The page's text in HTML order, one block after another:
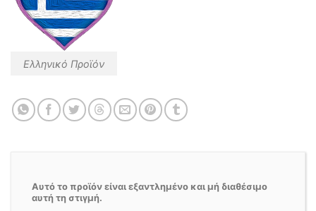
Ελληνικό Προϊόν
Αυτό το προϊόν είναι εξαντλημένο και μή διαθέσιμο
αυτή τη στιγμή.